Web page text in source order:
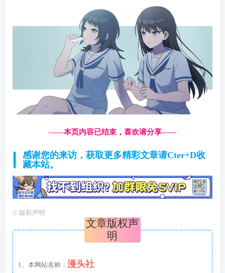
------本页内容已结束，喜欢请分享------
感谢您的来访，获取更多精彩文章请Cter+D收
藏本站。
© 版权声明
文章版权声
明
1、本网站名称： 漫头社